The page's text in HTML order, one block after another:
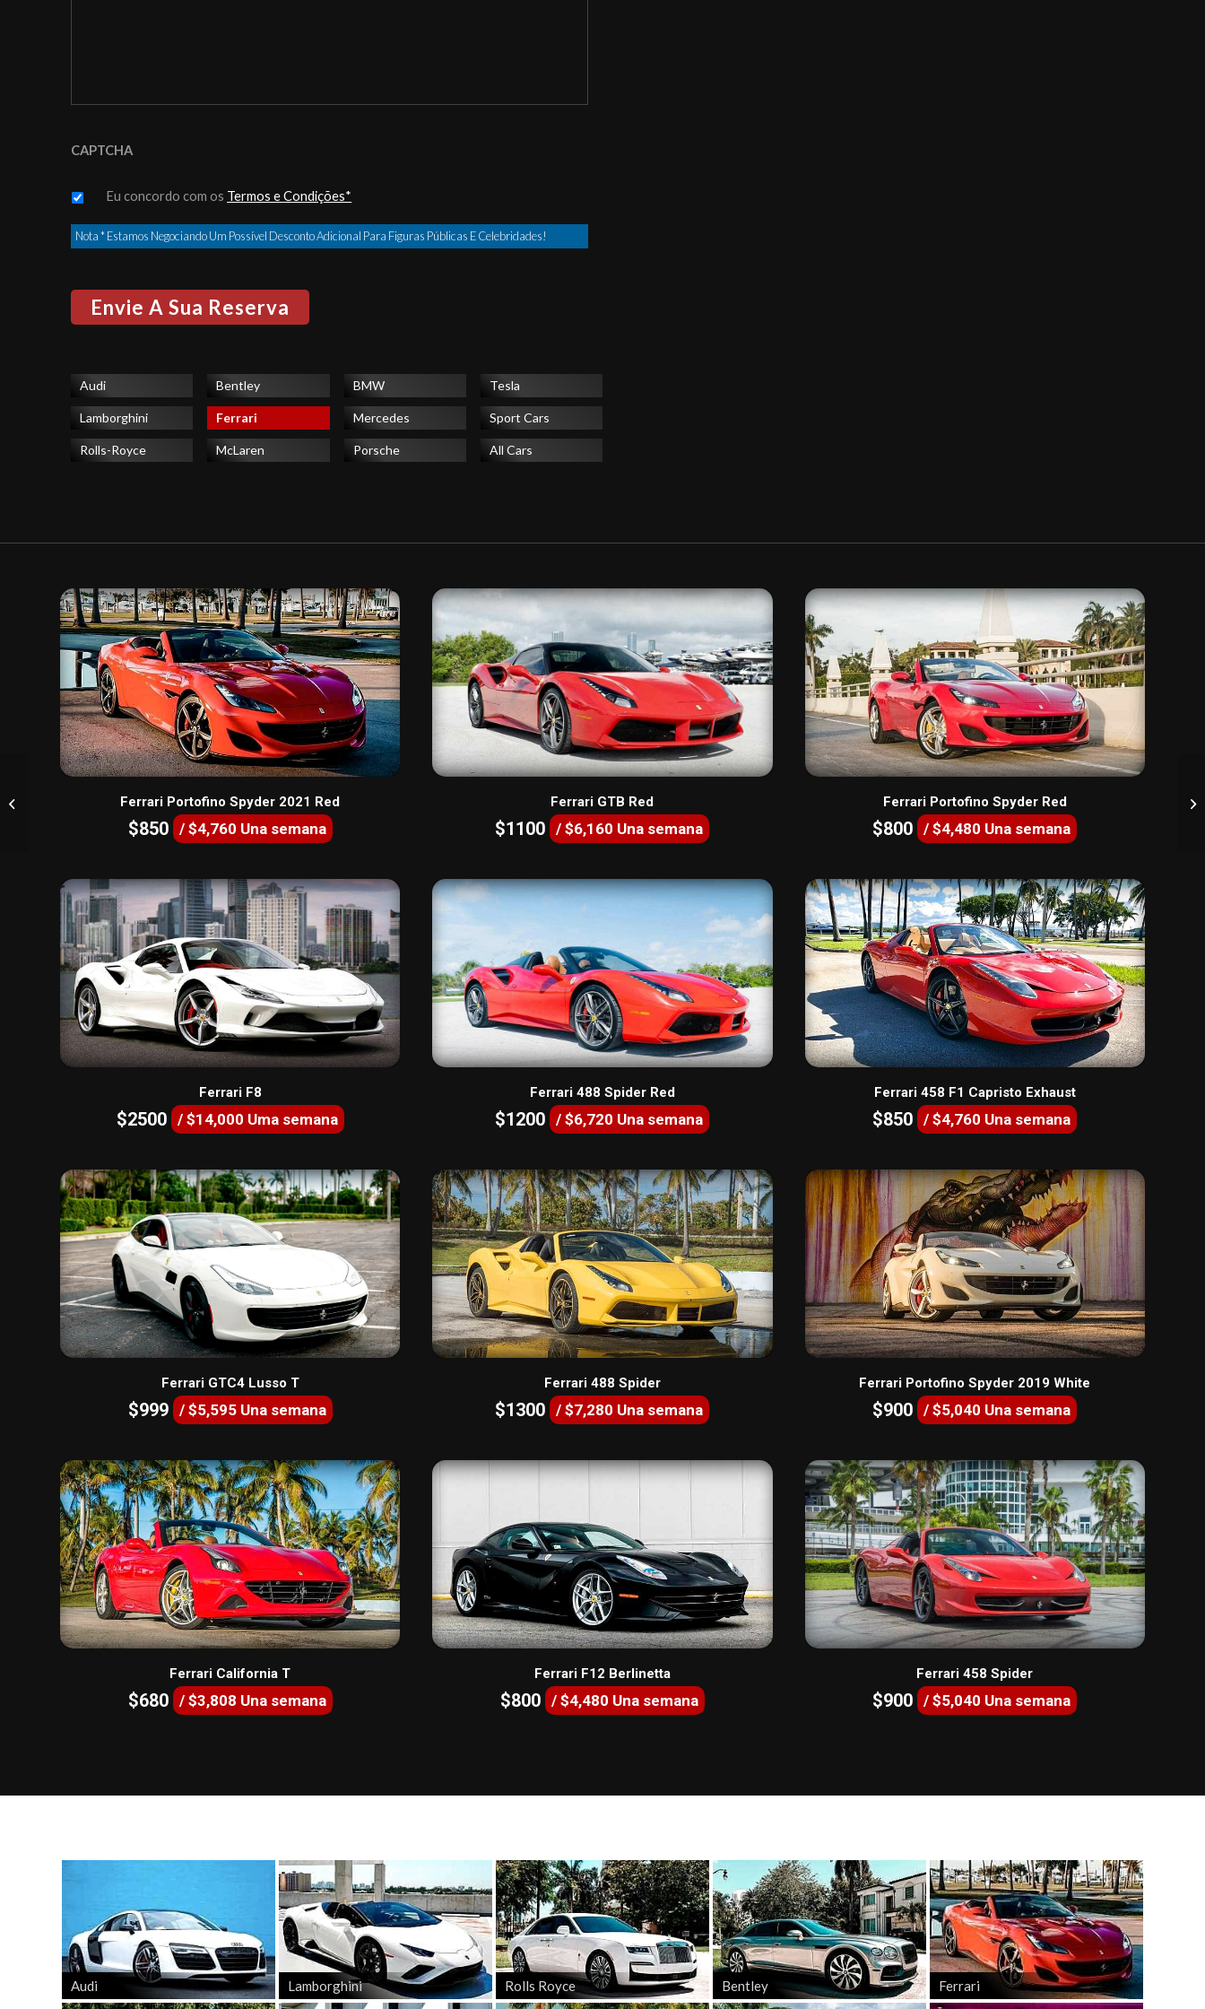
CAPTCHA
Untitled *
Eu concordo com os Termos e Condições*
Nota * Estamos Negociando Um Possível Desconto Adicional Para Figuras Públicas E Celebridades!
Audi
Lamborghini
Rolls-Royce
Bentley
Ferrari
McLaren
BMW
Mercedes
Porsche
Tesla
Sport Cars
All Cars
Ferrari Portofino Spyder 2021 Red
$850 / $4,760 Una semana
Ferrari GTB Red
$1100 / $6,160 Una semana
Ferrari Portofino Spyder Red
$800 / $4,480 Una semana
Ferrari F8
$2500 / $14,000 Uma semana
Ferrari 488 Spider Red
$1200 / $6,720 Una semana
Ferrari 458 F1 Capristo Exhaust
$850 / $4,760 Una semana
Ferrari GTC4 Lusso T
$999 / $5,595 Una semana
Ferrari 488 Spider
$1300 / $7,280 Una semana
Ferrari Portofino Spyder 2019 White
$900 / $5,040 Una semana
Ferrari California T
$680 / $3,808 Una semana
Ferrari F12 Berlinetta
$800 / $4,480 Una semana
Ferrari 458 Spider
$900 / $5,040 Una semana
Audi Lamborghini Rolls Royce Bentley Ferrari
Lamborghini Huracan